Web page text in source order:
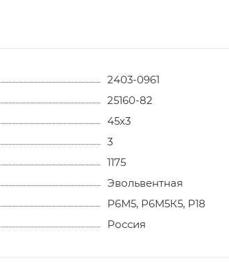
2403-0961
25160-82
45х3
3
1175
Эвольвентная
Р6М5, Р6М5К5, Р18
Россия